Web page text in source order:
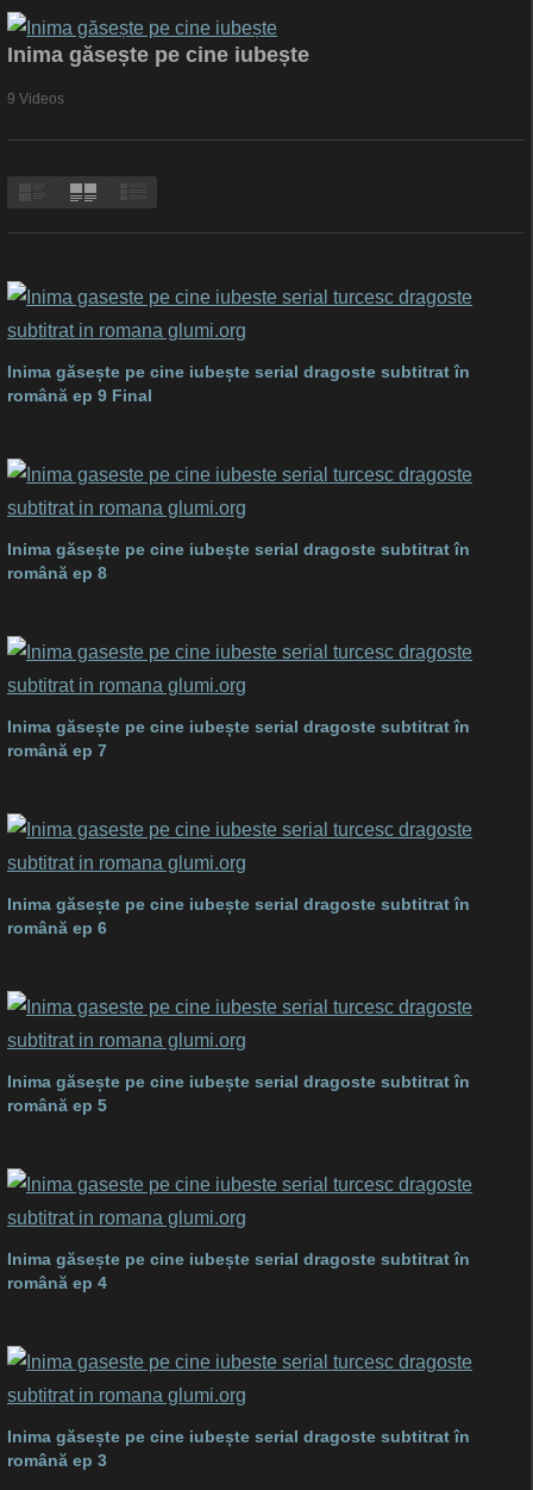
Inima găsește pe cine iubește
9 Videos
Inima găsește pe cine iubește serial dragoste subtitrat în
română ep 9 Final
Inima găsește pe cine iubește serial dragoste subtitrat în
română ep 8
Inima găsește pe cine iubește serial dragoste subtitrat în
română ep 7
Inima găsește pe cine iubește serial dragoste subtitrat în
română ep 6
Inima găsește pe cine iubește serial dragoste subtitrat în
română ep 5
Inima găsește pe cine iubește serial dragoste subtitrat în
română ep 4
Inima găsește pe cine iubește serial dragoste subtitrat în
română ep 3